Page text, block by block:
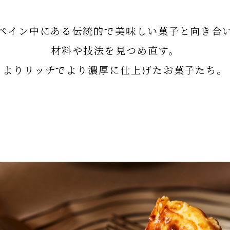
イン中にある伝統的で美味しい菓子と向き合
材料や技法を見つめ直す。
よりリッチでより濃厚に仕上げたお菓子たち。